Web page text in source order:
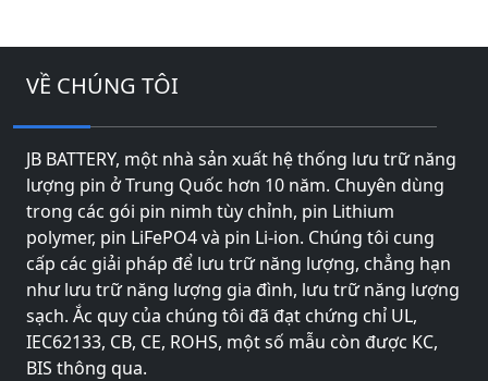
VỀ CHÚNG TÔI
JB BATTERY, một nhà sản xuất hệ thống lưu trữ năng
lượng pin ở Trung Quốc hơn 10 năm. Chuyên dùng
trong các gói pin nimh tùy chỉnh, pin Lithium
polymer, pin LiFePO4 và pin Li-ion. Chúng tôi cung
cấp các giải pháp để lưu trữ năng lượng, chẳng hạn
như lưu trữ năng lượng gia đình, lưu trữ năng lượng
sạch. Ắc quy của chúng tôi đã đạt chứng chỉ UL,
IEC62133, CB, CE, ROHS, một số mẫu còn được KC,
BIS thông qua.